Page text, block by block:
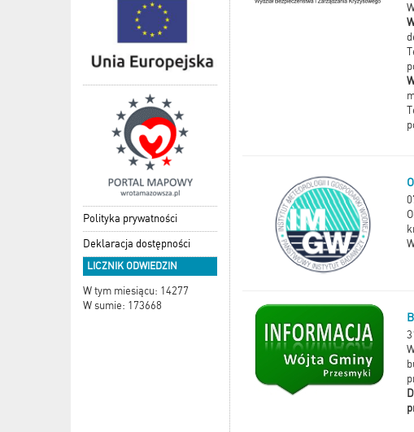
Polityka prywatności
Deklaracja dostępności
LICZNIK ODWIEDZIN
W tym miesiącu: 14277
W sumie: 173668